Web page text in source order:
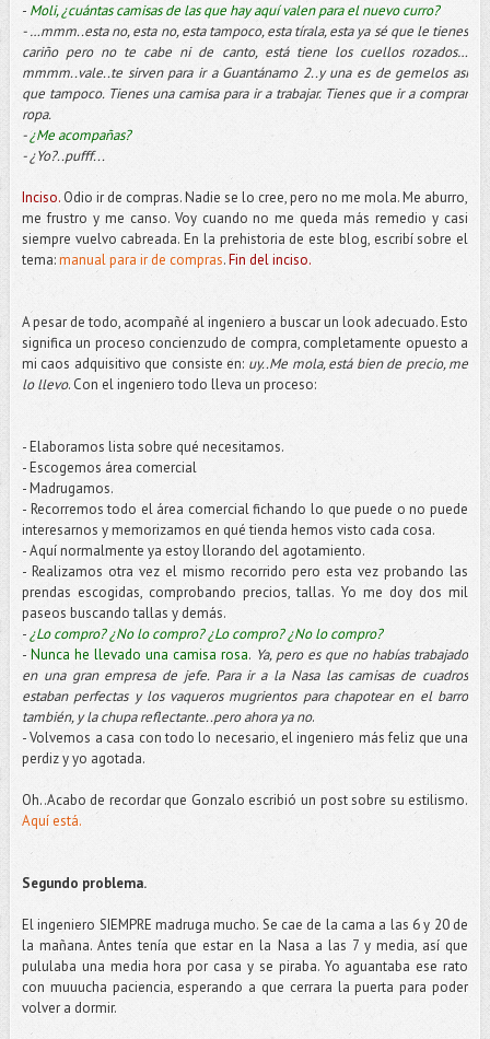
- Moli, ¿cuántas camisas de las que hay aquí valen para el nuevo curro?
- …mmm..esta no, esta no, esta tampoco, esta tírala, esta ya sé que le tienes
cariño pero no te cabe ni de canto, está tiene los cuellos rozados…
mmmm..vale..te sirven para ir a Guantánamo 2..y una es de gemelos así
que tampoco. Tienes una camisa para ir a trabajar. Tienes que ir a comprar
ropa.
-¿Me acompañas?
- ¿Yo?..pufff...
Inciso.Odio ir de compras. Nadie se lo cree, pero no me mola. Me aburro,
me frustro y me canso. Voy cuando no me queda más remedio y casi
siempre vuelvo cabreada. En la prehistoria de este blog, escribí sobre el
tema:manual para ir de compras.Fin del inciso.
A pesar de todo, acompañé al ingeniero a buscar un look adecuado. Esto
significa un proceso concienzudo de compra, completamente opuesto a
mi caos adquisitivo que consiste en: uy..Me mola, está bien de precio, me
lo llevo. Con el ingeniero todo lleva un proceso:
- Elaboramos lista sobre qué necesitamos.
- Escogemos área comercial
- Madrugamos.
- Recorremos todo el área comercial fichando lo que puede o no puede
interesarnos y memorizamos en qué tienda hemos visto cada cosa.
- Aquí normalmente ya estoy llorando del agotamiento.
- Realizamos otra vez el mismo recorrido pero esta vez probando las
prendas escogidas, comprobando precios, tallas. Yo me doy dos mil
paseos buscando tallas y demás.
-¿Lo compro? ¿No lo compro? ¿Lo compro? ¿No lo compro?
-Nunca he llevado una camisa rosa. Ya, pero es que no habías trabajado
en una gran empresa de jefe. Para ir a la Nasa las camisas de cuadros
estaban perfectas y los vaqueros mugrientos para chapotear en el barro
también, y la chupa reflectante..pero ahora ya no.
- Volvemos a casa con todo lo necesario, el ingeniero más feliz que una
perdiz y yo agotada.
Oh..Acabo de recordar que Gonzalo escribió un post sobre su estilismo.
Aquí está.
Segundo problema.
El ingeniero SIEMPRE madruga mucho. Se cae de la cama a las 6 y 20 de
la mañana. Antes tenía que estar en la Nasa a las 7 y media, así que
pululaba una media hora por casa y se piraba. Yo aguantaba ese rato
con muuucha paciencia, esperando a que cerrara la puerta para poder
volver a dormir.